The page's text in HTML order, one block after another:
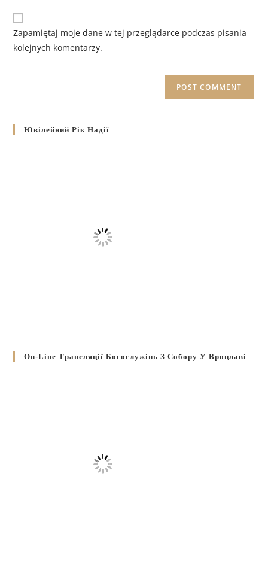
Zapamiętaj moje dane w tej przeglądarce podczas pisania
kolejnych komentarzy.
Ювілейний Рік Надії
On-Line Трансляції Богослужінь З Собору У Вроцлаві